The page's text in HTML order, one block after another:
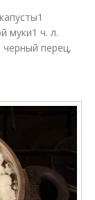
муки1 ч. л.
черный перец,